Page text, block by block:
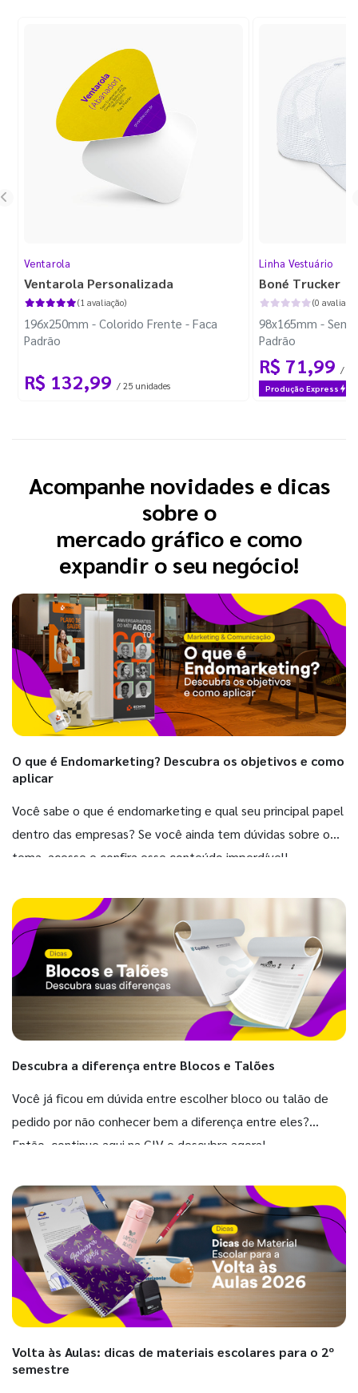
Ventarola
Ventarola Personalizada
(1 avaliação)
196x250mm - Colorido Frente - Faca
Padrão
R$ 132,99 / 25 unidades
Linha Vestuário
Boné Trucker
(0
98x165mm - Sem
Padrão
R$ 71,99 / 1
Produção Express
Acompanhe novidades e dicas
sobre o
mercado gráfico e como
expandir o seu negócio!
O que é Endomarketing? Descubra os objetivos e como
aplicar
Você sabe o que é endomarketing e qual seu principal papel
dentro das empresas? Se você ainda tem dúvidas sobre o
tema, acesse e confira esse conteúdo imperdível!
Descubra a diferença entre Blocos e Talões
Você já ficou em dúvida entre escolher bloco ou talão de
pedido por não conhecer bem a diferença entre eles?
Então, continue aqui na GIV e descubra agora!
Volta às Aulas: dicas de materiais escolares para o 2º
semestre